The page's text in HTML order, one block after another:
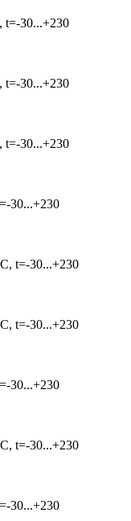
30...+230
30...+230
30...+230
30...+230
t=-30...+230
t=-30...+230
30...+230
t=-30...+230
30...+230